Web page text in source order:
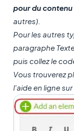
pour du
autres).
Pour les autres
paragraphe
puis collez le
Vous trouverez
l'aide en ligne sur